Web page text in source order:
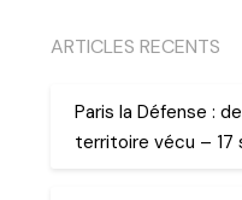
ARTICLES RECENTS
Paris la Défense :
territoire vécu –